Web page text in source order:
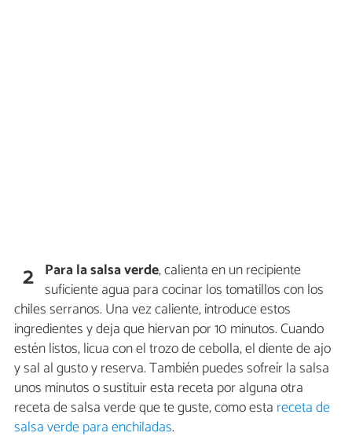
2 Para la salsa verde, calienta en un recipiente
suficiente agua para cocinar los tomatillos con los
chiles serranos. Una vez caliente, introduce estos
ingredientes y deja que hiervan por 10 minutos. Cuando
estén listos, licua con el trozo de cebolla, el diente de ajo
y sal al gusto y reserva. También puedes sofreír la salsa
unos minutos o sustituir esta receta por alguna otra
receta de salsa verde que te guste, como esta receta de
salsa verde para enchiladas.